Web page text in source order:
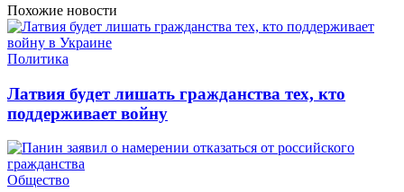
Похожие новости
Политика
Латвия будет лишать гражданства тех, кто
поддерживает войну
Общество